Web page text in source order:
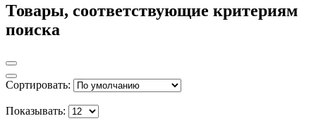
Товары, соответствующие критериям
поиска
Сортировать:
Показывать: